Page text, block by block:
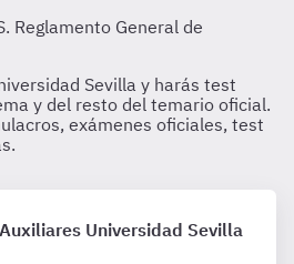
Universidad Sevilla